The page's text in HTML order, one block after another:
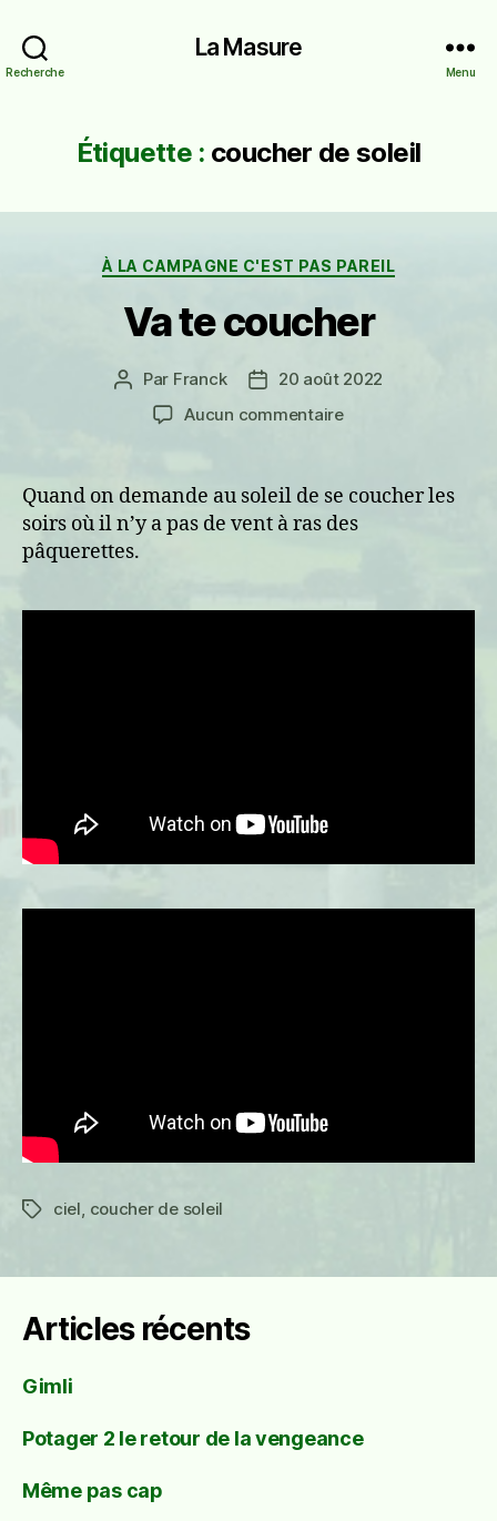
Recherche
La Masure
Menu
Étiquette : coucher de soleil
Catégories
À LA CAMPAGNE C'EST PAS PAREIL
Va te coucher
Auteur
l’article
Par Franck
Date20 août 2022
Aucun commentairesur
coucher
Quand on demande au soleil de se coucher les
soirs où il n’y a pas de vent à ras des
pâquerettes.
Étiquettes
ciel coucher de soleil
Articles récents
Gimli
Potager 2 le retour de la vengeance
Même pas cap